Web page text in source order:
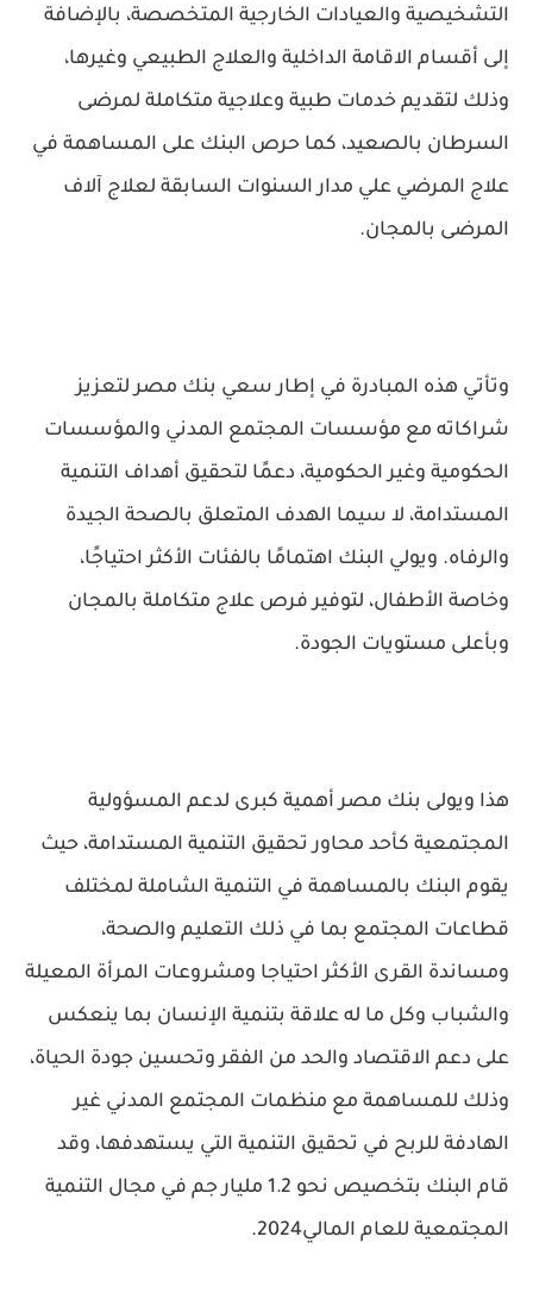
التشخيصية والعيادات الخارجية المتخصصة، بالإضافة
إلى أقسام الاقامة الداخلية والعلاج الطبيعي وغيرها،
وذلك لتقديم خدمات طبية وعلاجية متكاملة لمرضى
السرطان بالصعيد، كما حرص البنك على المساهمة في
علاج المرضي علي مدار السنوات السابقة لعلاج آلاف
المرضى بالمجان.
وتأتي هذه المبادرة في إطار سعي بنك مصر لتعزيز
شراكاته مع مؤسسات المجتمع المدني والمؤسسات
الحكومية وغير الحكومية، دعمًا لتحقيق أهداف التنمية
المستدامة، لا سيما الهدف المتعلق بالصحة الجيدة
والرفاه. ويولي البنك اهتمامًا بالفئات الأكثر احتياجًا،
وخاصة الأطفال، لتوفير فرص علاج متكاملة بالمجان
وبأعلى مستويات الجودة.
هذا ويولى بنك مصر أهمية كبرى لدعم المسؤولية
المجتمعية كأحد محاور تحقيق التنمية المستدامة، حيث
يقوم البنك بالمساهمة في التنمية الشاملة لمختلف
قطاعات المجتمع بما في ذلك التعليم والصحة،
ومساندة القرى الأكثر احتياجا ومشروعات المرأة المعيلة
والشباب وكل ما له علاقة بتنمية الإنسان بما ينعكس
على دعم الاقتصاد والحد من الفقر وتحسين جودة الحياة،
وذلك للمساهمة مع منظمات المجتمع المدني غير
الهادفة للربح في تحقيق التنمية التي يستهدفها، وقد
قام البنك بتخصيص نحو 1.2 مليار جم في مجال التنمية
المجتمعية للعام المالي2024.